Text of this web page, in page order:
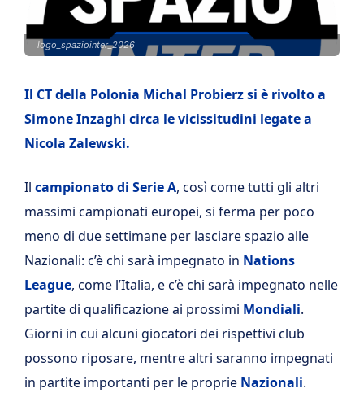
logo_spaziointer_2026
Il CT della Polonia Michal Probierz si è rivolto a
Simone Inzaghi circa le vicissitudini legate a
Nicola Zalewski.
Il campionato di Serie A, così come tutti gli altri
massimi campionati europei, si ferma per poco
meno di due settimane per lasciare spazio alle
Nazionali: c’è chi sarà impegnato in Nations
League, come l’Italia, e c’è chi sarà impegnato nelle
partite di qualificazione ai prossimi Mondiali.
Giorni in cui alcuni giocatori dei rispettivi club
possono riposare, mentre altri saranno impegnati
in partite importanti per le proprie Nazionali.